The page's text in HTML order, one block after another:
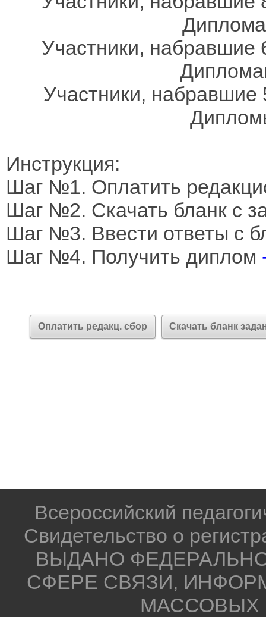
Участники, набравшие
Участники,
Инструкция:
Шаг №1. Оплатить
Шаг №2. Скачать бланк с
Шаг №3. Ввести ответы с
Шаг №4. Получить диплом
Оплатить редакц. сбор Скачать бланк
Всероссийский
Свидетельство о
ВЫДАНО
СФЕРЕ СВЯЗИ,
МАССОВЫХ